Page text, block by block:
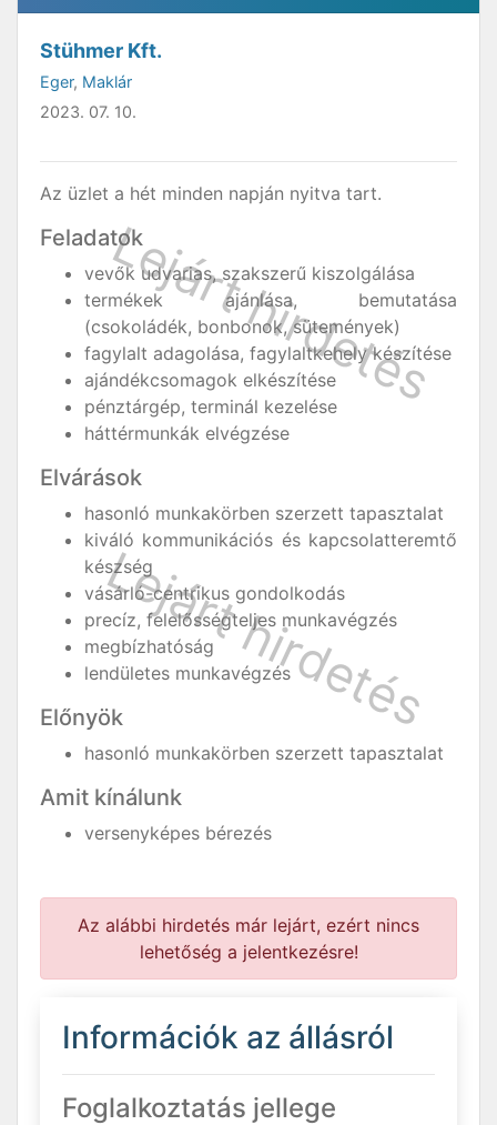
Stühmer Kft.
Eger, Maklár
2023. 07. 10.
Az üzlet a hét minden napján nyitva tart.
Feladatok
vevők udvarias, szakszerű kiszolgálása
termékek ajánlása, bemutatása
(csokoládék, bonbonok, sütemények)
fagylalt adagolása, fagylaltkehely készítése
ajándékcsomagok elkészítése
pénztárgép, terminál kezelése
háttérmunkák elvégzése
Elvárások
hasonló munkakörben szerzett tapasztalat
kiváló kommunikációs és kapcsolatteremtő
készség
vásárló-centrikus gondolkodás
precíz, felelősségteljes munkavégzés
megbízhatóság
lendületes munkavégzés
Előnyök
hasonló munkakörben szerzett tapasztalat
Amit kínálunk
versenyképes bérezés
Az alábbi hirdetés már lejárt, ezért nincs
lehetőség a jelentkezésre!
Információk az állásról
Foglalkoztatás jellege